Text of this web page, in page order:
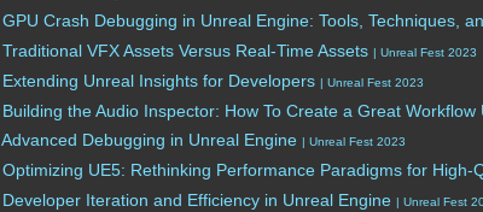
GPU Crash Debugging in Unreal Engine: Tools, Techniques,
Traditional VFX Assets Versus Real-Time Assets | Unreal Fest 2023
Extending Unreal Insights for Developers | Unreal Fest 2023
Building the Audio Inspector: How To Create a Great
Advanced Debugging in Unreal Engine | Unreal Fest 2023
Optimizing UE5: Rethinking Performance Paradigms for High-
Developer Iteration and Efficiency in Unreal Engine | Unreal Fest